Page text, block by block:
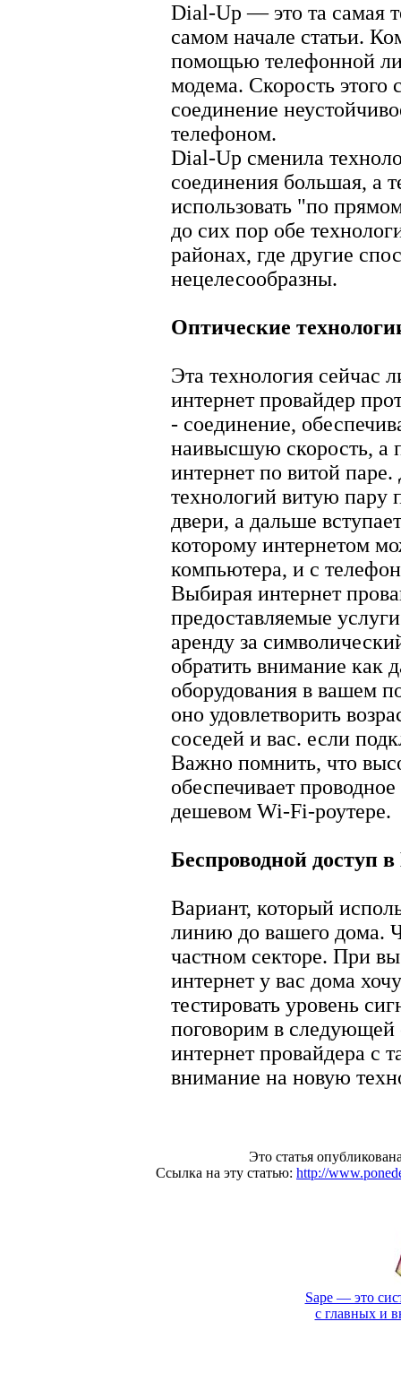
Dial-Up — это та самая
самом начале статьи.
помощью телефонной
модема. Скорость этого
соединение
телефоном.
Dial-Up сменила
соединения большая,
использовать "по
до сих пор обе
районах, где другие
нецелесообразны.
Оптические
Эта технология сейчас
интернет провайдер
- соединение,
наивысшую скорость, а
интернет по витой
технологий витую пару
двери, а дальше
которому интернетом
компьютера, и с
Выбирая интернет
предоставляемые
аренду за
обратить внимание как
оборудования в вашем
оно удовлетворить
соседей и вас. если
Важно помнить, что
обеспечивает
дешевом Wi-Fi-роутере.
Беспроводной доступ
Вариант, который
линию до вашего дома.
частном секторе. При
интернет у вас дома
тестировать уровень
поговорим в следующей
интернет провайдера с
внимание на новую
Это статья
Ссылка на эту статью: http://
Sape — это
с главных и